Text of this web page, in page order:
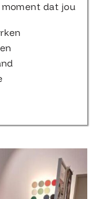
dat jou